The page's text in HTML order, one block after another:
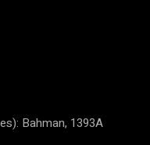
Bahman, 1393A